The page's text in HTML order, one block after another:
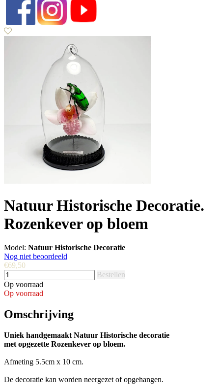
Natuur Historische Decoratie.
Rozenkever op bloem
Model: Natuur Historische Decoratie
Nog niet beoordeeld
€69,50
Bestellen
Op voorraad
Op voorraad
Omschrijving
Uniek handgemaakt Natuur Historische decoratie
met opgezette Rozenkever op bloem.
Afmeting 5.5cm x 10 cm.
De decoratie kan worden neergezet of opgehangen.